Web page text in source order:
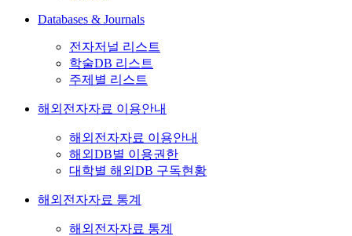
Databases & Journals
전자저널 리스트
학술DB 리스트
주제별 리스트
해외전자자료 이용안내
해외전자자료 이용안내
해외DB별 이용권한
대학별 해외DB 구독현황
해외전자자료 통계
해외전자자료 통계